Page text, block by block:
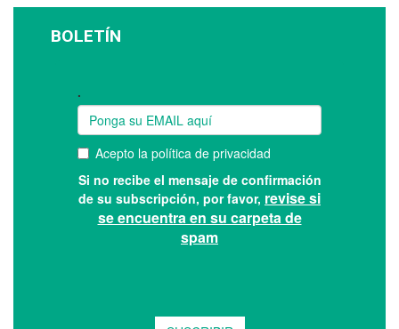
BOLETÍN